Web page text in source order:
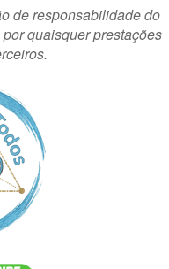
de responsabilidade do
quaisquer prestações